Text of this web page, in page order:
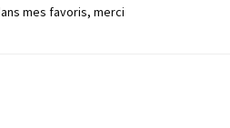
mes favoris, merci